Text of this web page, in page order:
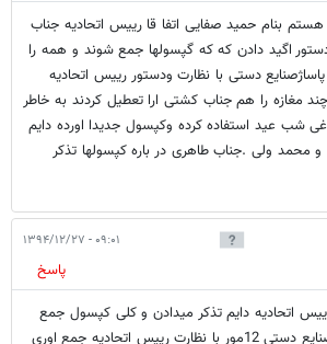
بنام حمید صفایی اتفا قا رییس اتحادیه جناب
اگید دادن که که گپسولها جمع شوند و همه را
دستی با نظارت ودستور رییس اتحادیه
مغازه را هم جناب کشتی ارا تعطیل کردند به خاطر
شب عید استفاده کرده وکپسول جدیدا اورده دایم
محمد ولی .جناب طاهری در باره کپسولها تذکر
۰۹:۰۱ - ۱۳۹۴/۱۲/۲۷
پاسخ
اتحادیه دایم تذکر میدادن و کلی کپسول جمع
کردن به طور مثال پاساژصنایع دستی 12مور با نظارت رییس اتحادیه جمع اوری